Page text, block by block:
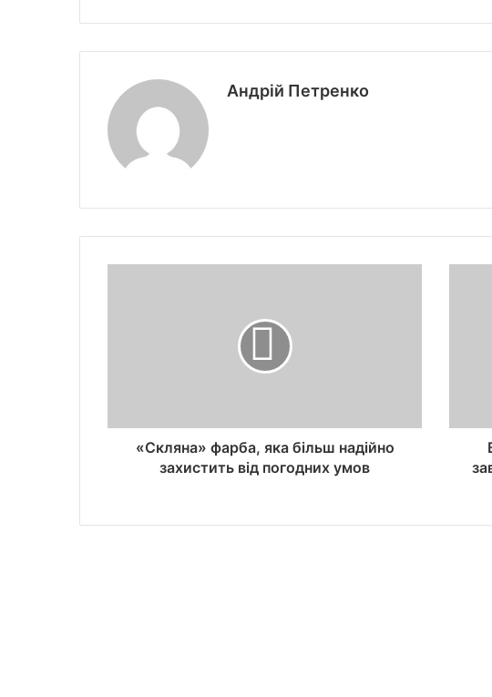
Андрій Петренко
«Скляна» фарба, яка більш надійно
захистить від погодних умов